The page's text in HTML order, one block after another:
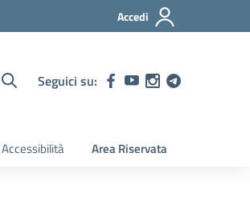
Accedi
Seguici su:
Accessibilità Area Riservata